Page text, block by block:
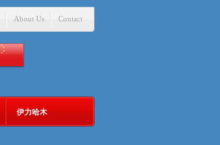
About Us Contact
伊力哈木